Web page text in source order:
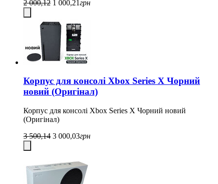
2 000,12 1 000,21 грн
Корпус для консолі Xbox Series X Чорний
новий (Оригінал)
Корпус для консолі Xbox Series X Чорний новий
(Оригінал)
3 500,14 3 000,03грн